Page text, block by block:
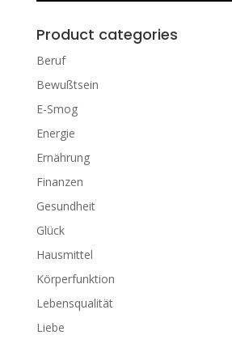
Product categories
Beruf
Bewußtsein
E-Smog
Energie
Ernährung
Finanzen
Gesundheit
Glück
Hausmittel
Körperfunktion
Lebensqualität
Liebe